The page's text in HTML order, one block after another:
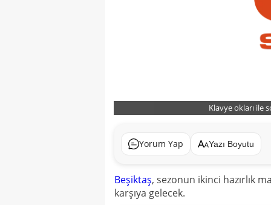
Klavye okları ile
Yorum Yap Yazı Boyutu
Beşiktaş, sezonun ikinci hazırlık
karşıya gelecek.